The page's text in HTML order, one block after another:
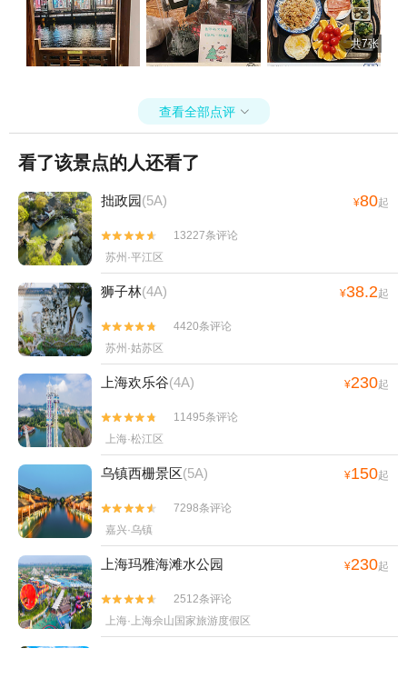
共7张
查看全部点评 
看了该景点的人还看了
拙政园(5A) ¥80起


13227条评论
苏州·平江区
狮子林(4A) ¥38.2起


4420条评论
苏州·姑苏区
上海欢乐谷(4A) ¥230起


11495条评论
上海·松江区
乌镇西栅景区(5A) ¥150起


7298条评论
嘉兴·乌镇
上海玛雅海滩水公园 ¥230起


2512条评论
上海·上海佘山国家旅游度假区